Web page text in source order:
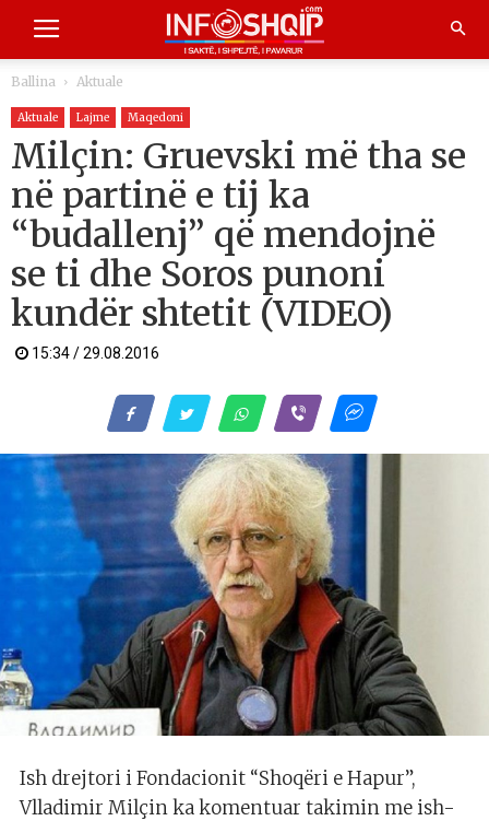
Ballina Aktuale
Aktuale Lajme Maqedoni
Milçin: Gruevski më tha se
në partinë e tij ka
“budallenj” që mendojnë
se ti dhe Soros punoni
kundër shtetit (VIDEO)
15:34 / 29.08.2016
Ish drejtori i Fondacionit “Shoqëri e Hapur”,
Vlladimir Milçin ka komentuar takimin me ish-